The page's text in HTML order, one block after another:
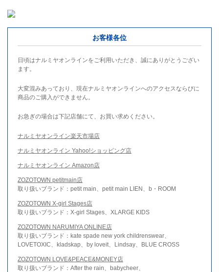
お客様各位
日頃はナルミヤオンラインをご利用いただき、誠にありがとうござい
ます。
大変混みあっており、現在ナルミヤオンラインへのアクセスならびに
商品のご購入ができません。
お急ぎの場合は下記店舗にて、お買い求めください。
ナルミヤオンライン楽天市場店
ナルミヤオンライン Yahoo!ショッピング店
ナルミヤオンライン Amazon店
ZOZOTOWN petitmain店
取り扱いブランド：petit main、petit main LIEN、b・ROOM
ZOZOTOWN X-girl Stages店
取り扱いブランド：X-girl Stages、XLARGE KIDS
ZOZOTOWN NARUMIYA ONLINE店
取り扱いブランド：kate spade new york childrenswear、
LOVETOXIC、kladskap、by loveit、Lindsay、BLUE CROSS
ZOZOTOWN LOVE&PEACE&MONEY店
取り扱いブランド：After the rain、babycheer、